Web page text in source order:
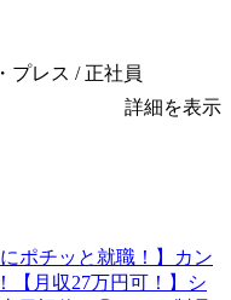
プレス / 正社員
詳細を表示